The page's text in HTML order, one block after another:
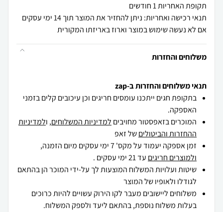
תקופת האחריות 1 חודשים
תנאי רכישה ואחריות: ניתן להחזיר את המוצר תוך 14 ימי עסקים
אם לא נעשה שימוש במוצר וארוז באריזתו המקורית
משלוחים והחזרות
תנאי משלוחים והחזרות ב-zap
בתקופת חגים ייתכנו עומסים חריגים וכן עיכובים קלים בזמני
האספקה.
המוכרים בזאפסטור מחויבים למדיניות המשלוחים, ולמדיניות
ההחזרות והביטוליםשל זאפ
זמן אספקה יעמוד על מקס' 7 ימי עסקים מיום הזמנה,
ולמוצרים חריגים עד 21 ימי עסקים .
שיטות ועלויות המשלוח המוצעות לך על-ידי המוכר הן בהתאם
לגודלו ולאופיו של המוצר
משלוחים ליישובים מעבר לקו הירוק עשויים להיות כרוכים
בעלות משלוח נוספת, בהתאם ליעד ולספק המשלוח.